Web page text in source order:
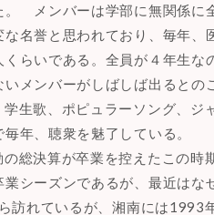
。 メンバーは学部に無関係に
な名誉と思われており、毎年
くらいである。全員が４年生
いメンバーがしばしば出るとの
生歌、ポピュラーソング、ジ
年、聴衆を魅了している。
総決算が卒業を控えたこの時
業シーズンであるが、最近は
訪れているが、湘南には1993